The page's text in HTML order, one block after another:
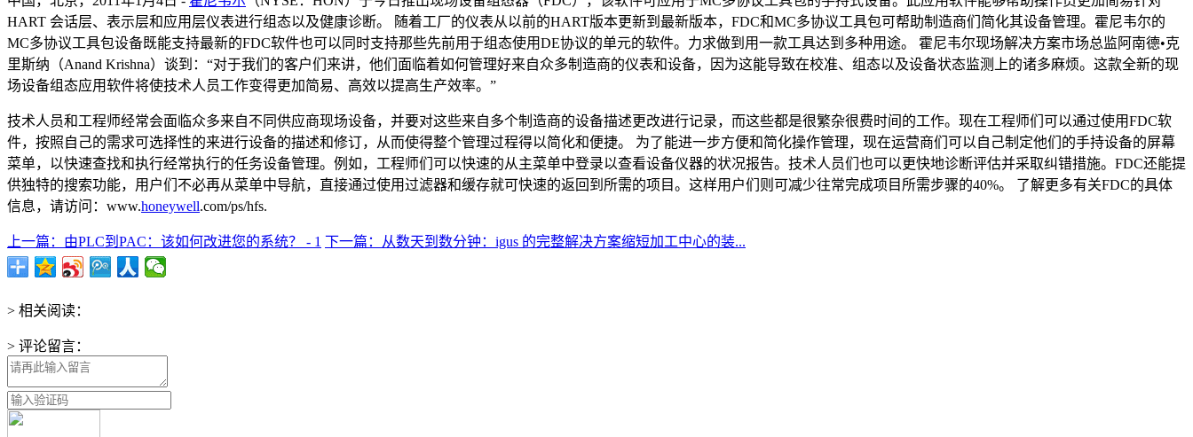
HART 会话层、表示层和应用层仪表进行组态以及健康诊断。 随着工厂的仪表从以前的HART版本更新到最新版本，FDC和MC多协议工具包可帮助制造商们简化其设备管理。霍尼韦尔的
MC多协议工具包设备既能支持最新的FDC软件也可以同时支持那些先前用于组态使用DE协议的单元的软件。力求做到用一款工具达到多种用途。 霍尼韦尔现场解决方案市场总监阿南德•克
里斯纳（Anand Krishna）谈到：“对于我们的客户们来讲，他们面临着如何管理好来自众多制造商的仪表和设备，因为这能导致在校准、组态以及设备状态监测上的诸多麻烦。这款全新的现
场设备组态应用软件将使技术人员工作变得更加简易、高效以提高生产效率。”
技术人员和工程师经常会面临众多来自不同供应商现场设备，并要对这些来自多个制造商的设备描述更改进行记录，而这些都是很繁杂很费时间的工作。现在工程师们可以通过使用FDC软
件，按照自己的需求可选择性的来进行设备的描述和修订，从而使得整个管理过程得以简化和便捷。 为了能进一步方便和简化操作管理，现在运营商们可以自己制定他们的手持设备的屏幕
菜单，以快速查找和执行经常执行的任务设备管理。例如，工程师们可以快速的从主菜单中登录以查看设备仪器的状况报告。技术人员们也可以更快地诊断评估并采取纠错措施。FDC还能提
供独特的搜索功能，用户们不必再从菜单中导航，直接通过使用过滤器和缓存就可快速的返回到所需的项目。这样用户们则可减少往常完成项目所需步骤的40%。 了解更多有关FDC的具体
信息，请访问：www.honeywell.com/ps/hfs.
上一篇：由PLC到PAC：该如何改进您的系统？ - 1 下一篇：从数天到数分钟：igus 的完整解决方案缩短加工中心的装...
> 相关阅读：
> 评论留言：